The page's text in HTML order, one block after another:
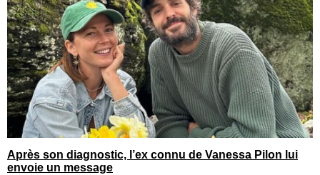
Après son diagnostic, l’ex connu de Vanessa Pilon lui
envoie un message